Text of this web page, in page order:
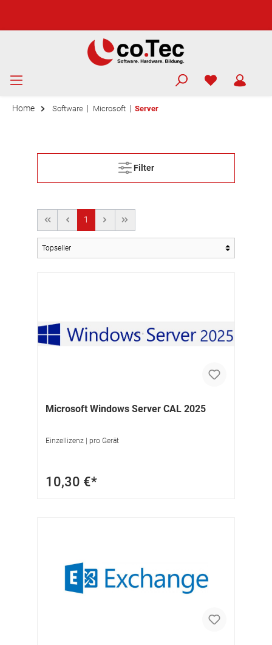
Home Software | Microsoft | Server
Filter
1
Microsoft Windows Server CAL 2025
Einzellizenz | pro Gerät
10,30 €*